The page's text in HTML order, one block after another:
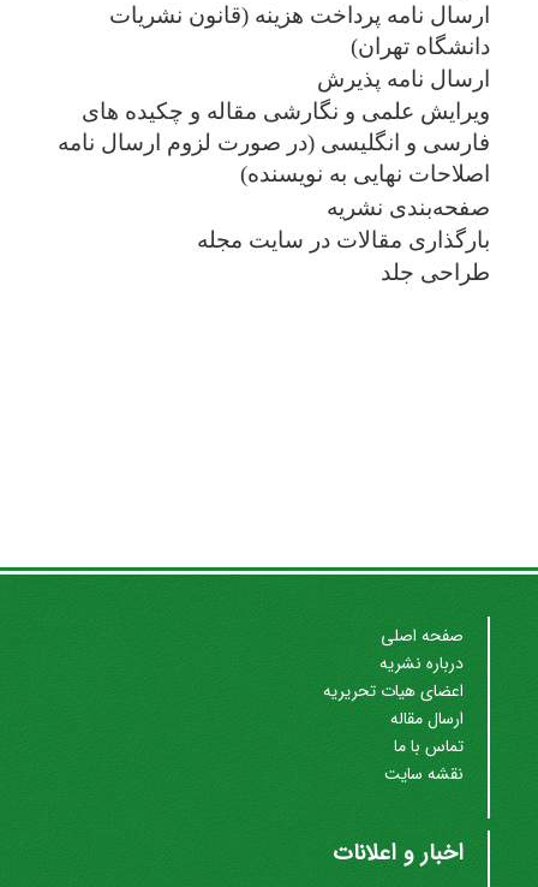
ارسال نامه پرداخت هزینه (قانون نشریات
دانشگاه تهران)
ارسال نامه پذیرش
ویرایش علمی و نگارشی مقاله و چکیده های
فارسی و انگلیسی (در صورت لزوم ارسال نامه
اصلاحات نهایی به نویسنده)
صفحه‌بندی نشریه
بارگذاری مقالات در سایت مجله
طراحی جلد
صفحه اصلی
درباره نشریه
اعضای هیات تحریریه
ارسال مقاله
تماس با ما
نقشه سایت
اخبار و اعلانات